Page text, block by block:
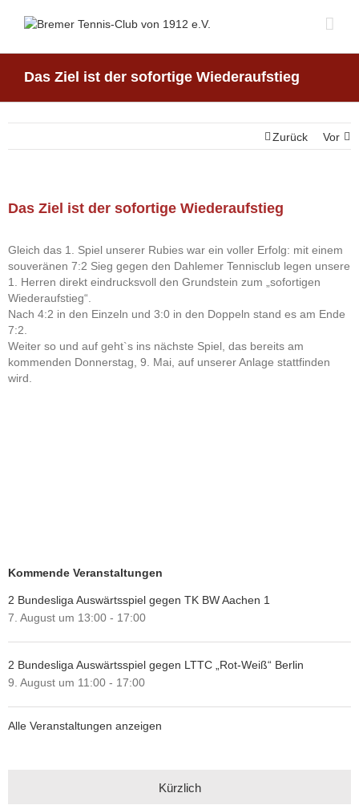
Das Ziel ist der sofortige Wiederaufstieg
Zurück Vor
Das Ziel ist der sofortige Wiederaufstieg
Gleich das 1. Spiel unserer Rubies war ein voller Erfolg: mit einem
souveränen 7:2 Sieg gegen den Dahlemer Tennisclub legen unsere
1. Herren direkt eindrucksvoll den Grundstein zum „sofortigen
Wiederaufstieg“.
Nach 4:2 in den Einzeln und 3:0 in den Doppeln stand es am Ende
7:2.
Weiter so und auf geht`s ins nächste Spiel, das bereits am
kommenden Donnerstag, 9. Mai, auf unserer Anlage stattfinden
wird.
Kommende Veranstaltungen
2 Bundesliga Auswärtsspiel gegen TK BW Aachen 1
7. August um 13:00 - 17:00
2 Bundesliga Auswärtsspiel gegen LTTC „Rot-Weiß“ Berlin
9. August um 11:00 - 17:00
Alle Veranstaltungen anzeigen
Kürzlich